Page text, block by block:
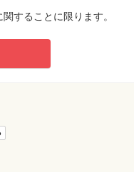
することに限ります。